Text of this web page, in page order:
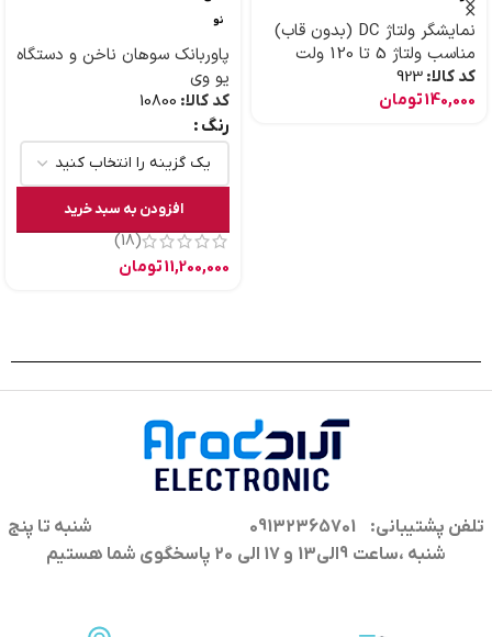
نمایشگر ولتاژ DC (بدون قاب)
مناسب ولتاژ 5 تا 120 ولت
کد کالا: 923
140,000تومان
نو
پاوربانک سوهان ناخن و دستگاه
یو وی
کد کالا: 10800
رنگ
افزودن به سبد خرید
(18)
11,200,000تومان
تلفن پشتیبانی: 09132365701
شنبه تا پنج
شنبه ،ساعت 9الی13 و 17 الی 20 پاسخگوی شما هستیم